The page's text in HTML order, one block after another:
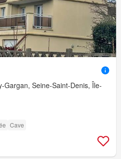
Gargan, Seine-Saint-Denis, Île-
Cave